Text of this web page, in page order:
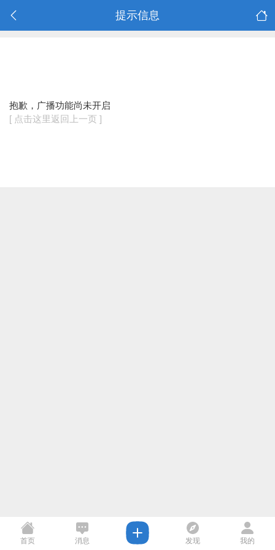
提示信息
抱歉，广播功能尚未开启
[ 点击这里返回上一页 ]
首页 消息 发现 我的